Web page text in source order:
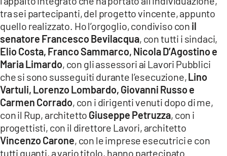
tra sei partecipanti, del progetto vincente, appunto
quello realizzato. Ho l’orgoglio, condiviso con il
senatore Francesco Bevilacqua, con tutti i sindaci,
Elio Costa, Franco Sammarco, Nicola D’Agostino e
Maria Limardo, con gli assessori ai Lavori Pubblici
che si sono susseguiti durante l’esecuzione,Lino
Vartuli, Lorenzo Lombardo, Giovanni Russo e
Carmen Corrado, con i dirigenti venuti dopo di me,
con il Rup, architetto Giuseppe Petruzza, con i
progettisti, con il direttore Lavori, architetto
Vincenzo Carone, con le imprese esecutrici e con
tutti quanti, a vario titolo, hanno partecipato